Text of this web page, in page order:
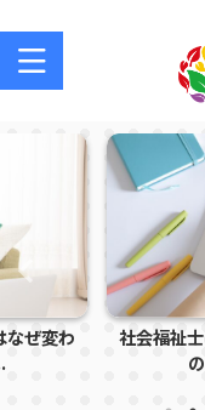
めに作る
社会福祉